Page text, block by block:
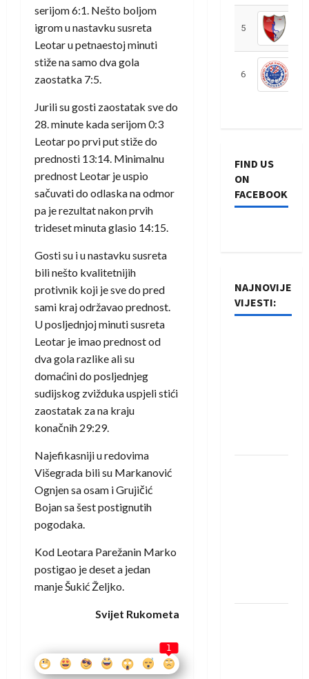
serijom 6:1. Nešto boljom
igrom u nastavku susreta
Leotar u petnaestoj minuti
stiže na samo dva gola
zaostatka 7:5.
Jurili su gosti zaostatak sve do
28. minute kada serijom 0:3
Leotar po prvi put stiže do
prednosti 13:14. Minimalnu
prednost Leotar je uspio
sačuvati do odlaska na odmor
pa je rezultat nakon prvih
trideset minuta glasio 14:15.
Gosti su i u nastavku susreta
bili nešto kvalitetnijih
protivnik koji je sve do pred
sami kraj održavao prednost.
U posljednjoj minuti susreta
Leotar je imao prednost od
dva gola razlike ali su
domaćini do posljednjeg
sudijskog zvižduka uspjeli stići
zaostatak za na kraju
konačnih 29:29.
Najefikasniji u redovima
Višegrada bili su Markanović
Ognjen sa osam i Grujičić
Bojan sa šest postignutih
pogodaka.
Kod Leotara Parežanin Marko
postigao je deset a jedan
manje Šukić Željko.
Svijet Rukometa
1
5
6
FIND US
ON
FACEBOOK
NAJNOVIJE
VIJESTI: